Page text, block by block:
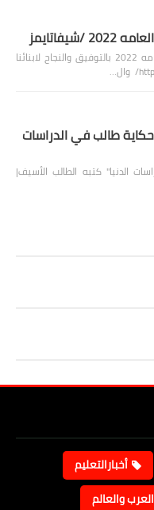
ل معرفة نتيجة الثانويه العامه 2022 بالتوفيق والنجاح لابنائنا
طالب في الدراسات
الدنيا" كتبه الطالب الأسيف|
أخبارالتعليم
والعالم